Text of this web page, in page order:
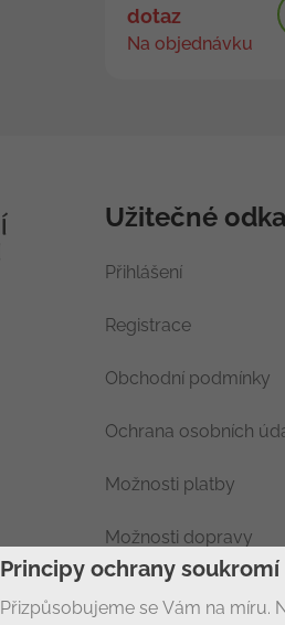
dotaz
Na objednávku
Užitečné
Přihlášení
Registrace
Obchodní podmínky
Ochrana osobních
Možnosti platby
Možnosti dopravy
Principy ochrany soukromí
Přizpůsobujeme se Vám na míru.